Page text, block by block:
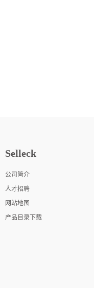
Selleck
公司简介
人才招聘
网站地图
产品目录下载